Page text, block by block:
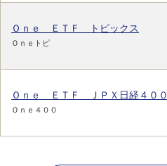
Ｏｎｅ ＥＴＦ トピックス
Ｏｎｅトピ
Ｏｎｅ ＥＴＦ ＪＰＸ日経４００
Ｏｎｅ４００